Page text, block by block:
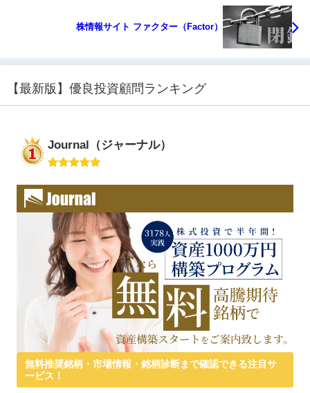
株情報サイト ファクター（Factor）
【最新版】優良投資顧問ランキング
Journal（ジャーナル）
無料推奨銘柄・市場情報・銘柄診断まで確認できる注目サ
ービス！